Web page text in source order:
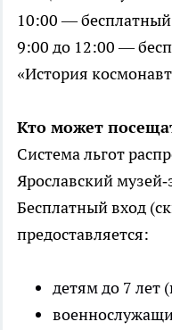
10:00 — бесплатный
9:00 до 12:00 —
«История
Кто может
Система льгот
Ярославский
Бесплатный вход
предоставляется:
детям до 7 лет